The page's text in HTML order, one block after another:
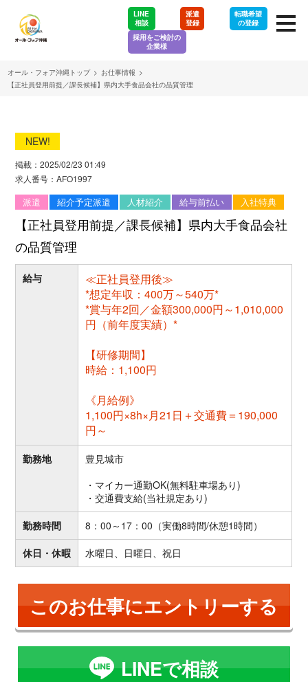
LINE
相談
派遣
登録
転職希望
の登録
採用をご検討の
企業様
オール・フォア沖縄トップ > お仕事情報 >
【正社員登用前提／課長候補】県内大手食品会社の品質管理
NEW!
掲載：2025/02/23 01:49
求人番号：AFO1997
派遣 紹介予定派遣 人材紹介 給与前払い 入社特典
【正社員登用前提／課長候補】県内大手食品会社
の品質管理
給与
≪正社員登用後≫
*想定年収：400万～540万*
*賞与年2回／金額300,000円～1,010,000
円（前年度実績）*
【研修期間】
時給：1,100円
《月給例》
1,100円×8h×月21日＋交通費＝190,000
円～
勤務地
豊見城市
・マイカー通勤OK(無料駐車場あり)
・交通費支給(当社規定あり)
勤務時間
8：00～17：00（実働8時間/休憩1時間）
休日・休暇
水曜日、日曜日、祝日
このお仕事にエントリーする
LINEで相談